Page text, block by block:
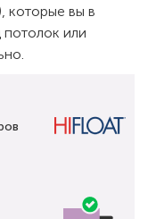
которые вы в
или